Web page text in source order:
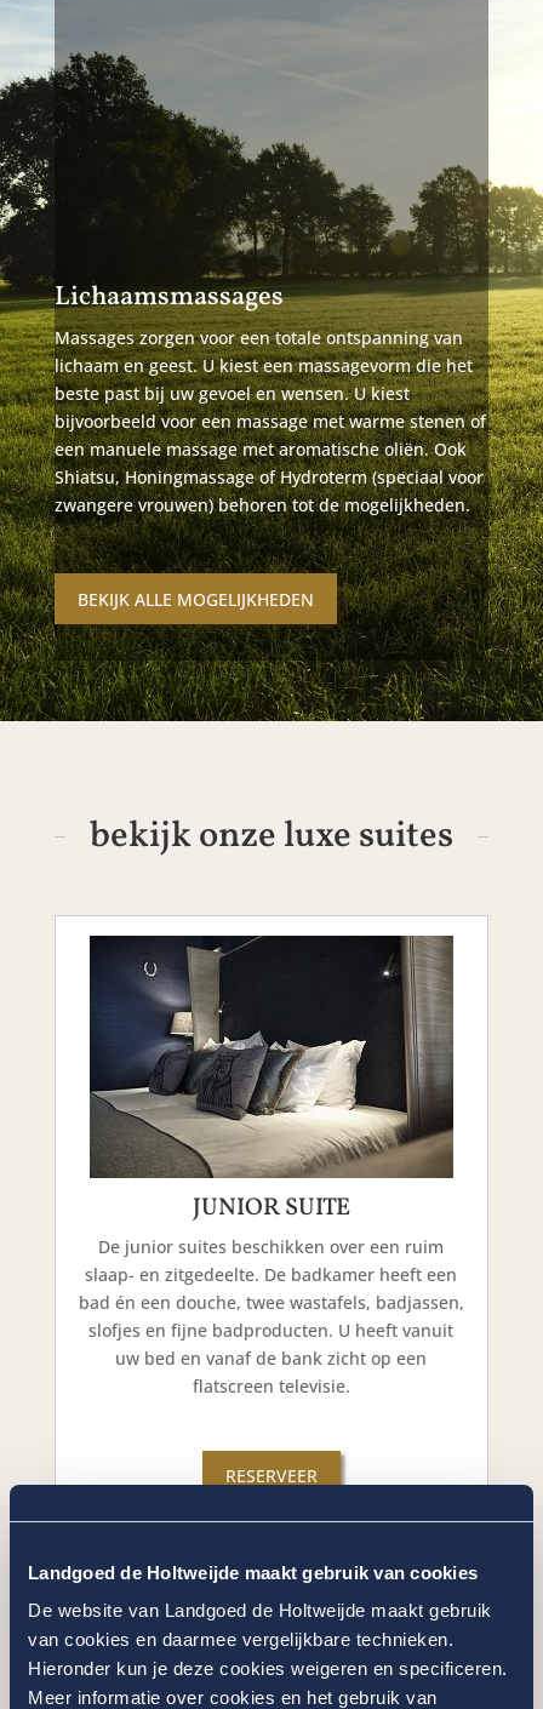
Landgoed de Holtweijde maakt gebruik van cookies
De website van Landgoed de Holtweijde maakt gebruik
van cookies en daarmee vergelijkbare technieken.
Hieronder kun je deze cookies weigeren en specificeren.
Meer informatie over cookies en het gebruik van
Lichaamsmassages
Massages zorgen voor een totale ontspanning van
lichaam en geest. U kiest een massagevorm die het
beste past bij uw gevoel en wensen. U kiest
bijvoorbeeld voor een massage met warme stenen of
een manuele massage met aromatische oliën. Ook
Shiatsu, Honingmassage of Hydroterm (speciaal voor
zwangere vrouwen) behoren tot de mogelijkheden.
BEKIJK ALLE MOGELIJKHEDEN
bekijk onze luxe suites
JUNIOR SUITE
De junior suites beschikken over een ruim
slaap- en zitgedeelte. De badkamer heeft een
bad én een douche, twee wastafels, badjassen,
slofjes en fijne badproducten. U heeft vanuit
uw bed en vanaf de bank zicht op een
flatscreen televisie.
RESERVEER